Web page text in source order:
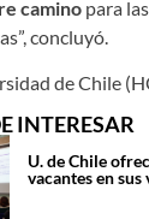
camino para
concluyó.
de Chile
INTERESAR
U. de Chile
vacantes en sus